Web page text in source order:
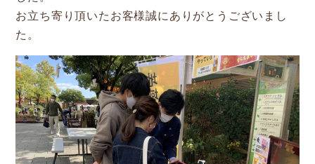
Service
企業検索
ぎふの木ガーデン
ぎふの木ネットの家づくり
住宅ストック事業
お立ち寄り頂いたお客様誠にありがとうございまし
た。